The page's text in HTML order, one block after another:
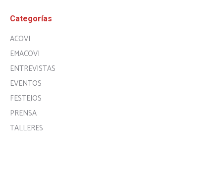
Categorías
ACOVI
EMACOVI
ENTREVISTAS
EVENTOS
FESTEJOS
PRENSA
TALLERES